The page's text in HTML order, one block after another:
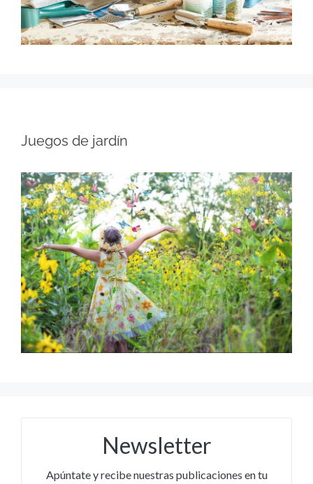
Juegos de jardín
Newsletter
Apúntate y recibe nuestras publicaciones en tu